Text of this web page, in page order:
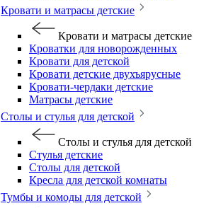
Кровати и матрасы детские
Кровати и матрасы детские
Кроватки для новорожденных
Кровати для детской
Кровати детские двухъярусные
Кровати-чердаки детские
Матрасы детские
Столы и стулья для детской
Столы и стулья для детской
Стулья детские
Столы для детской
Кресла для детской комнаты
Тумбы и комоды для детской